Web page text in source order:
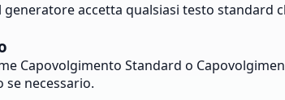
accetta qualsiasi testo standard
Capovolgimento Standard o
se necessario.